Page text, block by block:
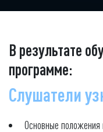
В результате
программе:
Слушатели
Основные положения